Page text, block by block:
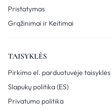
Pristatymas
Grąžinimai ir Keitimai
TAISYKLĖS
Pirkimo el. parduotuvėje taisyklės
Slapukų politika (ES)
Privatumo politika